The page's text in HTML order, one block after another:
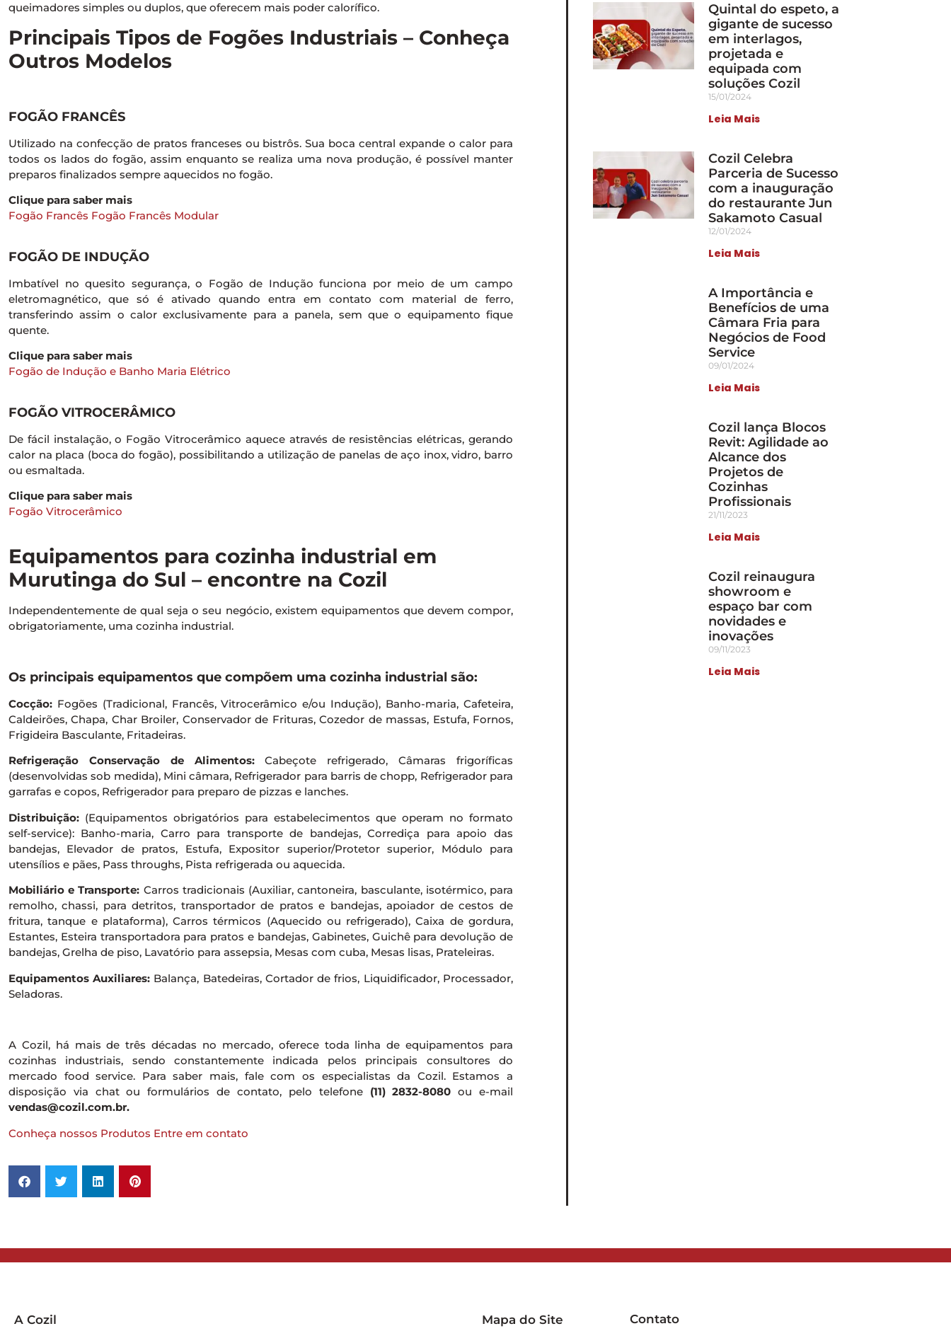
queimadores simples ou duplos, que oferecem mais poder calorífico.
Principais Tipos de Fogões Industriais – Conheça
Outros Modelos
FOGÃO FRANCÊS
Utilizado na confecção de pratos franceses ou bistrôs. Sua boca central expande o calor para
todos os lados do fogão, assim enquanto se realiza uma nova produção, é possível manter
preparos finalizados sempre aquecidos no fogão.
Clique para saber mais
Fogão Francês Fogão Francês Modular
FOGÃO DE INDUÇÃO
Imbatível no quesito segurança, o Fogão de Indução funciona por meio de um campo
eletromagnético, que só é ativado quando entra em contato com material de ferro,
transferindo assim o calor exclusivamente para a panela, sem que o equipamento fique
quente.
Clique para saber mais
Fogão de Indução e Banho Maria Elétrico
FOGÃO VITROCERÂMICO
De fácil instalação, o Fogão Vitrocerâmico aquece através de resistências elétricas, gerando
calor na placa (boca do fogão), possibilitando a utilização de panelas de aço inox, vidro, barro
ou esmaltada.
Clique para saber mais
Fogão Vitrocerâmico
Equipamentos para cozinha industrial em
Murutinga do Sul – encontre na Cozil
Independentemente de qual seja o seu negócio, existem equipamentos que devem compor,
obrigatoriamente, uma cozinha industrial.
Os principais equipamentos que compõem uma cozinha industrial são:
Cocção: Fogões (Tradicional, Francês, Vitrocerâmico e/ou Indução), Banho-maria, Cafeteira,
Caldeirões, Chapa, Char Broiler, Conservador de Frituras, Cozedor de massas, Estufa, Fornos,
Frigideira Basculante, Fritadeiras.
Refrigeração Conservação de Alimentos:Cabeçote refrigerado, Câmaras frigoríficas
(desenvolvidas sob medida), Mini câmara, Refrigerador para barris de chopp, Refrigerador para
garrafas e copos, Refrigerador para preparo de pizzas e lanches.
Distribuição: (Equipamentos obrigatórios para estabelecimentos que operam no formato
self-service): Banho-maria, Carro para transporte de bandejas, Corrediça para apoio das
bandejas, Elevador de pratos, Estufa, Expositor superior/Protetor superior, Módulo para
utensílios e pães, Pass throughs, Pista refrigerada ou aquecida.
Mobiliário e Transporte: Carros tradicionais (Auxiliar, cantoneira, basculante, isotérmico, para
remolho, chassi, para detritos, transportador de pratos e bandejas, apoiador de cestos de
fritura, tanque e plataforma), Carros térmicos (Aquecido ou refrigerado), Caixa de gordura,
Estantes, Esteira transportadora para pratos e bandejas, Gabinetes, Guichê para devolução de
bandejas, Grelha de piso, Lavatório para assepsia, Mesas com cuba, Mesas lisas, Prateleiras.
Equipamentos Auxiliares: Balança, Batedeiras, Cortador de frios, Liquidificador, Processador,
Seladoras.
A Cozil, há mais de três décadas no mercado, oferece toda linha de equipamentos para
cozinhas industriais, sendo constantemente indicada pelos principais consultores do
mercado food service. Para saber mais, fale com os especialistas da Cozil. Estamos a
disposição via chat ou formulários de contato, pelo telefone (11) 2832-8080 ou e-mail
vendas@cozil.com.br.
Conheça nossos Produtos Entre em contato
Quintal do espeto, a
gigante de sucesso
em interlagos,
projetada e
equipada com
soluções Cozil
15/01/2024
Leia Mais
Cozil Celebra
Parceria de Sucesso
com a inauguração
do restaurante Jun
Sakamoto Casual
12/01/2024
Leia Mais
A Importância e
Benefícios de uma
Câmara Fria para
Negócios de Food
Service
09/01/2024
Leia Mais
Cozil lança Blocos
Revit: Agilidade ao
Alcance dos
Projetos de
Cozinhas
Profissionais
21/11/2023
Leia Mais
Cozil reinaugura
showroom e
espaço bar com
novidades e
inovações
09/11/2023
Leia Mais
A Cozil Mapa do Site Contato